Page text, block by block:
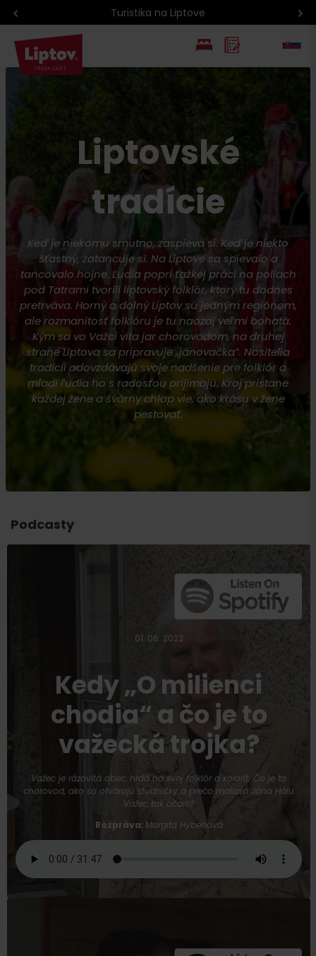
Atrakcie na Liptove podľa veku detí
Liptovské
tradície
Keď je niekomu smutno, zaspieva si. Keď je niekto
šťastný, zatancuje si. Na Liptove sa spievalo a
tancovalo hojne. Ľudia popri ťažkej práci na poliach
pod Tatrami tvorili liptovský folklór, ktorý tu dodnes
pretrváva. Horný a dolný Liptov sú jedným regiónom,
ale rozmanitosť folklóru je tu naozaj veľmi bohatá.
Kým sa vo Važci víta jar chorovodom, na druhej
strane Liptova sa pripravuje „jánovačka“. Nositelia
tradícií odovzdávajú svoje nadšenie pre folklór a
mladí ľudia ho s radosťou prijímajú. Kroj pristane
každej žene a švárny chlap vie, ako krásu v žene
pestovať.
Podcasty
01. 06. 2022
Kedy „O milienci
chodia“ a čo je to
važecká trojka?
Važec je rázovitá obec, hrdá na svoj folklór a kolorit. Čo je to
chorovod, ako sa otvárajú studničky a prečo maliara Jána Hálu
Važec tak očaril?
Rozpráva: Margita Hybenová